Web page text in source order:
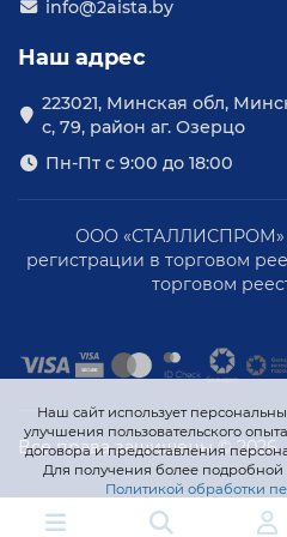
Адсорбционной
тех помещений, в
влажности и скопления
10-70%.
производителя,
профессиональная
надежность во всех
Наш сайт использует
улучшения пользовательского
договора и предоставления
Для получения более
Политикой обработки
info@2aista.by
Наш адрес
223021, Минская обл,
с, 79, район аг. Озерцо
Пн-Пт с 9:00 до 18:00
ООО «СТАЛЛИСПРОМ»
регистрации в торговом
торговом
Все права защищены © 2026